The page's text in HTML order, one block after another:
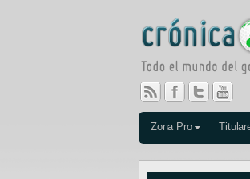
Zona Pro